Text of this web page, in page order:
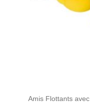
Amis Flottants